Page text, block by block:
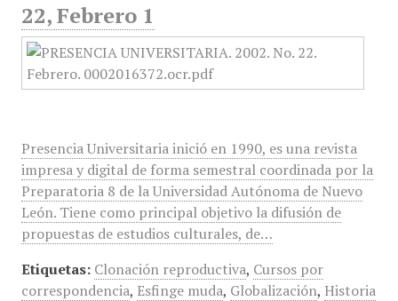
22, Febrero 1
Presencia Universitaria inició en 1990, es una revista
impresa y digital de forma semestral coordinada por la
Preparatoria 8 de la Universidad Autónoma de Nuevo
León. Tiene como principal objetivo la difusión de
propuestas de estudios culturales, de…
Etiquetas: Clonación reproductiva, Cursos por
correspondencia, Esfinge muda, Globalización, Historia